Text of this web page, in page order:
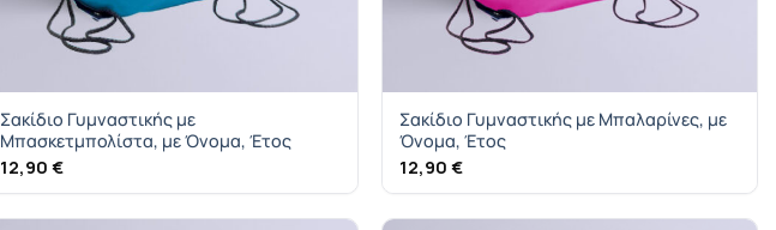
Σακίδιο Γυμναστικής με
Μπασκετμπολίστα, με Όνομα, Έτος
12,90 €
Σακίδιο Γυμναστικής με Μπαλαρίνες, με
Όνομα, Έτος
12,90€